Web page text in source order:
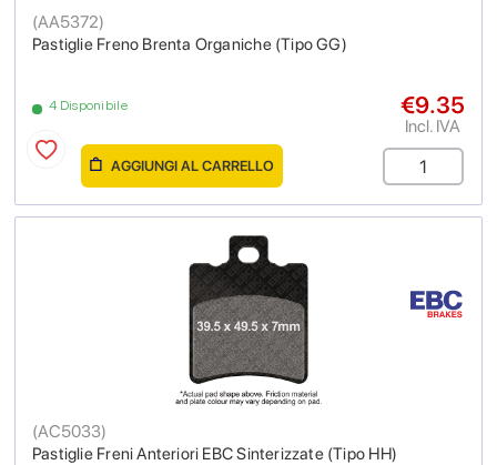
Pastiglie Freno Brenta Organiche (Tipo GG)
(AA5372)
4 Disponibile €9.35
Incl. IVA
AGGIUNGI AL CARRELLO
Pastiglie Freni Anteriori EBC Sinterizzate (Tipo HH)
(AC5033)